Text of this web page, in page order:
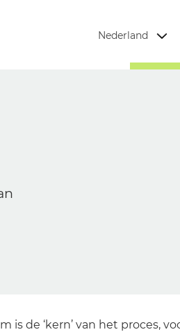
Nederland
de ‘kern’ van het proces,